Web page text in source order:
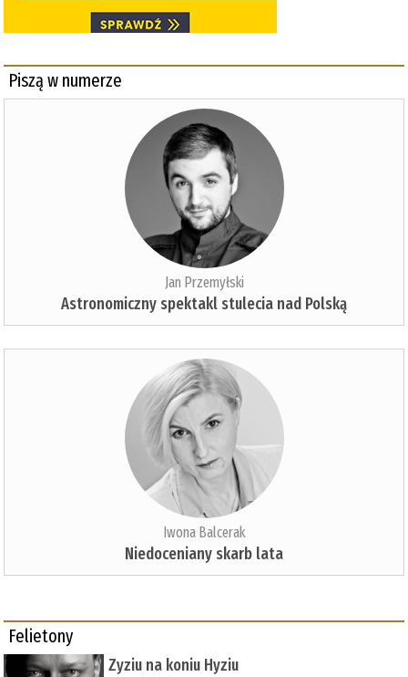
Piszą w numerze
Jan Przemyłski
Astronomiczny spektakl stulecia nad Polską
Iwona Balcerak
Niedoceniany skarb lata
Felietony
Zyziu na koniu Hyziu